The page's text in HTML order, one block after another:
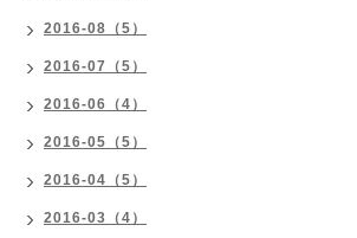
2016-08（5）
2016-07（5）
2016-06（4）
2016-05（5）
2016-04（5）
2016-03（4）